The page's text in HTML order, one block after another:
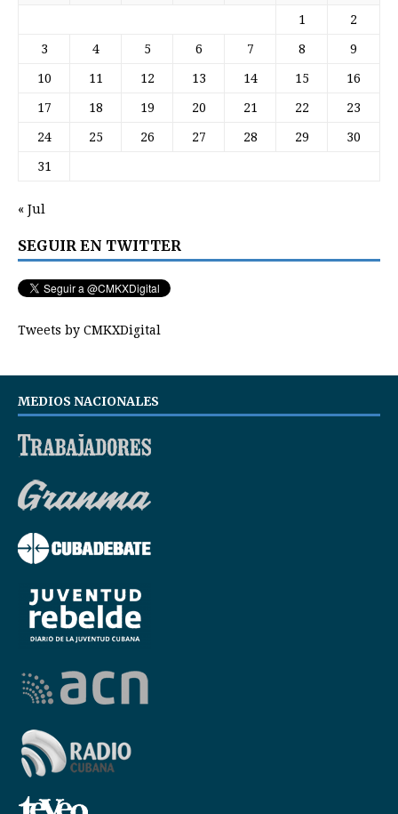
1 2
3 4 5 6 7 8 9
10 11 12 13 14 15 16
17 18 19 20 21 22 23
24 25 26 27 28 29 30
31
« Jul
SEGUIR EN TWITTER
Tweets by CMKXDigital
MEDIOS NACIONALES